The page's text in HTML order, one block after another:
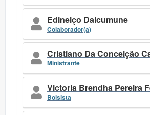
Edinelço Dalcumune
Colaborador(a)
Cristiano Da Conceição
Ministrante
Victoria Brendha Pereira
Bolsista